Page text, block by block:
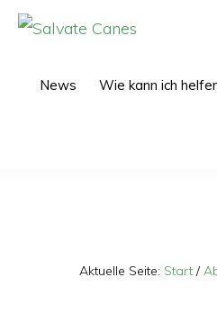
Zur
Zum
News Wie kann ich
Aktuelle Seite: Start /